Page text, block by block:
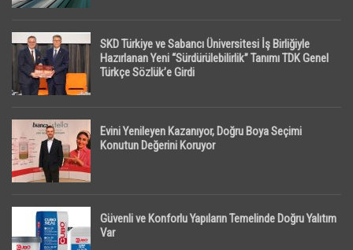
SKD Türkiye ve Sabancı Üniversitesi İş Birliğiyle
Hazırlanan Yeni “Sürdürülebilirlik” Tanımı TDK Genel
Türkçe Sözlük’e Girdi
Evini Yenileyen Kazanıyor, Doğru Boya Seçimi
Konutun Değerini Koruyor
Güvenli ve Konforlu Yapıların Temelinde Doğru Yalıtım
Var